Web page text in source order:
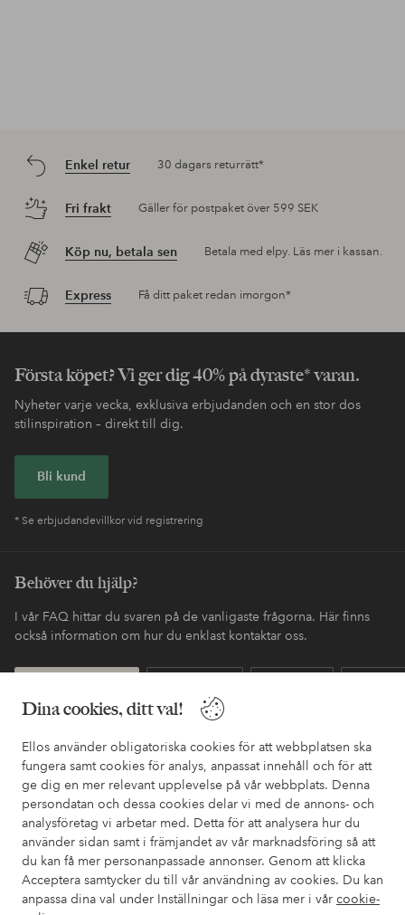
Dina cookies, ditt val!
Ellos använder obligatoriska cookies för att webbplatsen ska
fungera samt cookies för analys, anpassat innehåll och för att
ge dig en mer relevant upplevelse på vår webbplats. Denna
persondatan och dessa cookies delar vi med de annons- och
analysföretag vi arbetar med. Detta för att analysera hur du
använder sidan samt i främjandet av vår marknadsföring så att
du kan få mer personanpassade annonser. Genom att klicka
Acceptera samtycker du till vår användning av cookies. Du kan
anpassa dina val under Inställningar och läsa mer i vår cookie-
Enkel retur 30 dagars returrätt*
Fri frakt Gäller för postpaket över 599 SEK
Köp nu, betala sen Betala med elpy. Läs mer i kassan.
Express Få ditt paket redan imorgon*
Första köpet? Vi ger dig 40% på dyraste* varan.
Nyheter varje vecka, exklusiva erbjudanden och en stor dos
stilinspiration – direkt till dig.
Bli kund
* Se erbjudandevillkor vid registrering
Behöver du hjälp?
I vår FAQ hittar du svaren på de vanligaste frågorna. Här finns
också information om hur du enklast kontaktar oss.
Mina sidor
Om Ellos
Våra tjänster
Villkor